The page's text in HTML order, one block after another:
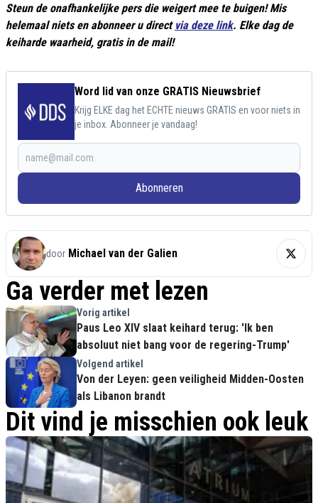
Steun de onafhankelijke pers die weigert mee te buigen! Mis
helemaal niets en abonneer u direct via deze link. Elke dag de
keiharde waarheid, gratis in de mail!
Word lid van onze GRATIS Nieuwsbrief
Krijg ELKE dag het ECHTE nieuws GRATIS en voor niets in
je inbox. Abonneer je vandaag!
Abonneren
door Michael van der Galien
Ga verder met lezen
Vorig artikel
Paus Leo XIV slaat keihard terug: 'Ik ben
absoluut niet bang voor de regering-Trump'
Volgend artikel
Von der Leyen: geen veiligheid Midden-Oosten
als Libanon brandt
Dit vind je misschien ook leuk